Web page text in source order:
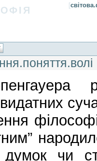
[
думок чи